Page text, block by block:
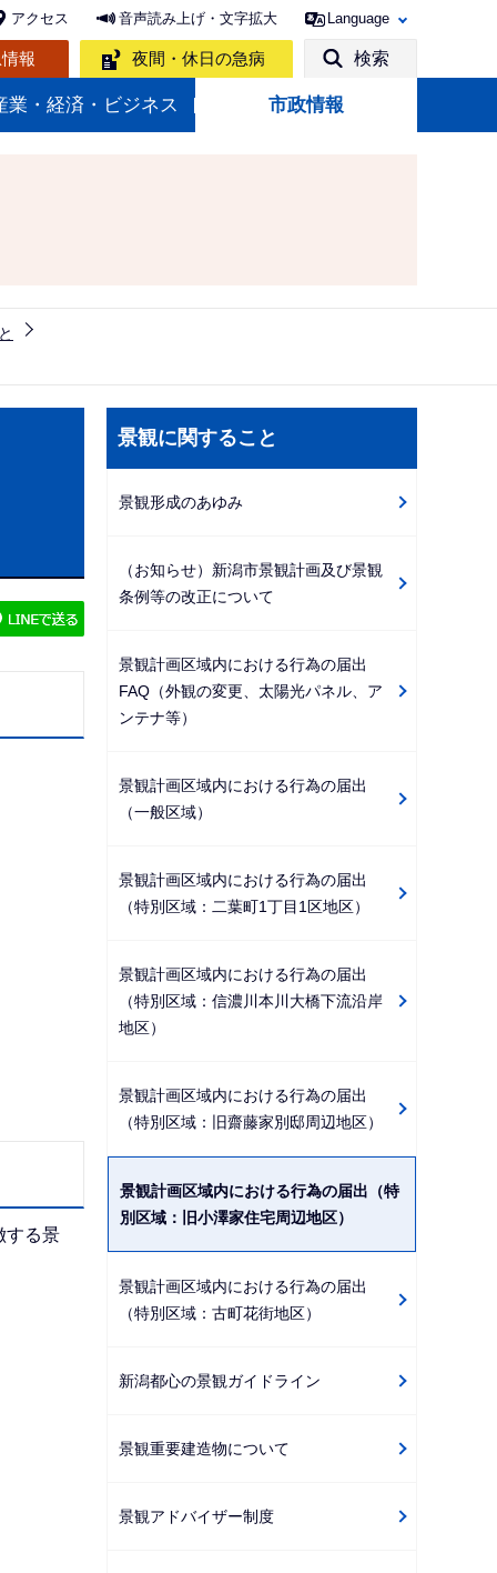
アクセス 音声読み上げ・文字拡大 Language
報 夜間・休日の急病 検索
業・経済・ビジネス 市政情報
する景
サ
ブ
ビ
シ
ン
こ
ら
景観に関すること
景観形成のあゆみ
（お知らせ）新潟市景観計画及び景観
条例等の改正について
景観計画区域内における行為の届出
FAQ（外観の変更、太陽光パネル、ア
ンテナ等）
景観計画区域内における行為の届出
（一般区域）
景観計画区域内における行為の届出
（特別区域：二葉町1丁目1区地区）
景観計画区域内における行為の届出
（特別区域：信濃川本川大橋下流沿岸
地区）
景観計画区域内における行為の届出
（特別区域：旧齋藤家別邸周辺地区）
景観計画区域内における行為の届出（特
別区域：旧小澤家住宅周辺地区）
景観計画区域内における行為の届出
（特別区域：古町花街地区）
新潟都心の景観ガイドライン
景観重要建造物について
景観アドバイザー制度